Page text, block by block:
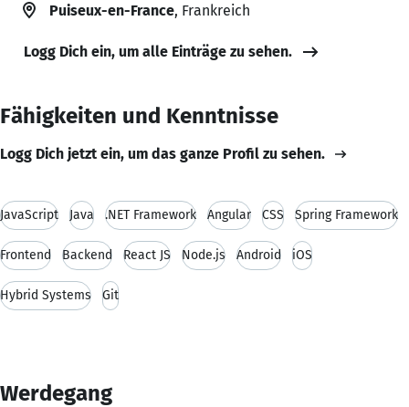
Puiseux-en-France, Frankreich
Logg Dich ein, um alle Einträge zu sehen.
Fähigkeiten und Kenntnisse
Logg Dich jetzt ein, um das ganze Profil zu sehen.
JavaScript Java .NET Framework Angular CSS Spring Framework
Frontend Backend React JS Node.js Android iOS
Hybrid Systems Git
Werdegang